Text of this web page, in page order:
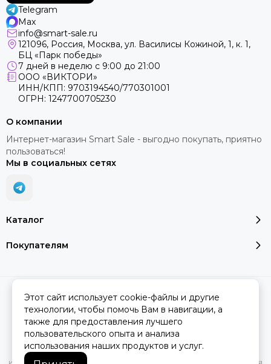
Telegram
Max
info@smart-sale.ru
121096, Россия, Москва, ул. Василисы Кожиной, 1, к. 1,
БЦ «Парк победы»
7 дней в неделю с 9:00 до 21:00
ООО «ВИКТОРИ»
ИНН/КПП: 9703194540/770301001
ОГРН: 1247700705230
Каталог
Покупателям
О компании
Интернет-магазин Smart Sale - выгодно покупать, приятно
пользоваться!
Мы в социальных сетях
2026 © SMART SALE.Карта сайта
характеристик, стоимости товаров и услуг, носит
информационный характер и ни при каких условиях не является
Этот сайт использует cookie-файлы и другие
технологии, чтобы помочь Вам в навигации, а
также для предоставления лучшего
пользовательского опыта и анализа
использования наших продуктов и услуг.